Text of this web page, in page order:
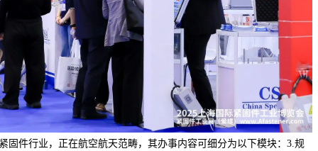
固件行业，正在航空航天范畴，其办事内容可细分为以下模块：3.规